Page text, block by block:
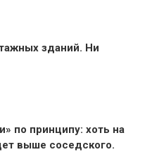
зданий. Ни
по принципу: хоть на
выше соседского.